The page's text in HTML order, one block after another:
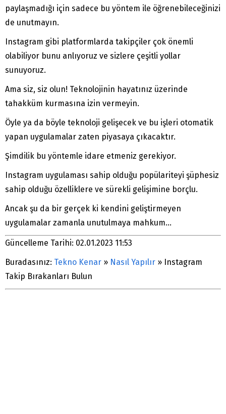
paylaşmadığı için sadece bu yöntem ile öğrenebileceğinizi
de unutmayın.
Instagram gibi platformlarda takipçiler çok önemli
olabiliyor bunu anlıyoruz ve sizlere çeşitli yollar
sunuyoruz.
Ama siz, siz olun! Teknolojinin hayatınız üzerinde
tahakküm kurmasına izin vermeyin.
Öyle ya da böyle teknoloji gelişecek ve bu işleri otomatik
yapan uygulamalar zaten piyasaya çıkacaktır.
Şimdilik bu yöntemle idare etmeniz gerekiyor.
Instagram uygulaması sahip olduğu popülariteyi şüphesiz
sahip olduğu özelliklere ve sürekli gelişimine borçlu.
Ancak şu da bir gerçek ki kendini geliştirmeyen
uygulamalar zamanla unutulmaya mahkum…
Güncelleme Tarihi: 02.01.2023 11:53
Buradasınız: Tekno Kenar » Nasıl Yapılır » Instagram
Takip Bırakanları Bulun